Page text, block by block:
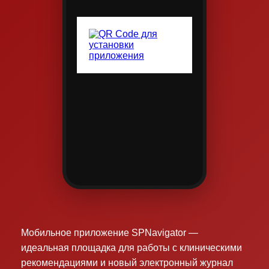
Мобильное приложение SPNavigator —
идеальная площадка для работы с клиническими
рекомендациями и новый электронный журнал